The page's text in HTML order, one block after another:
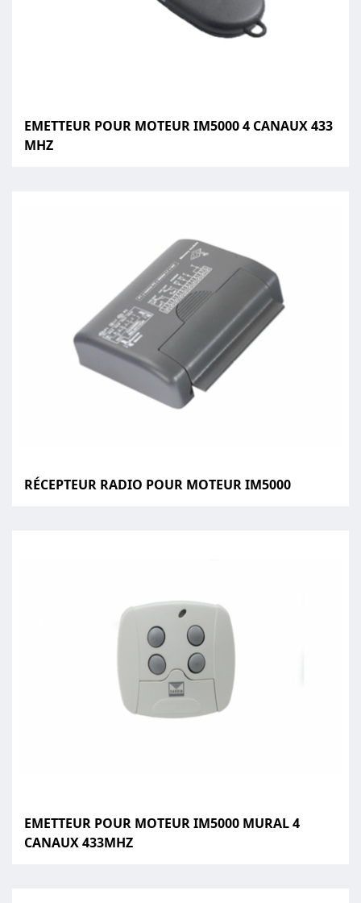
EMETTEUR POUR MOTEUR IM5000 4 CANAUX 433
MHZ
RÉCEPTEUR RADIO POUR MOTEUR IM5000
EMETTEUR POUR MOTEUR IM5000 MURAL 4
CANAUX 433MHZ